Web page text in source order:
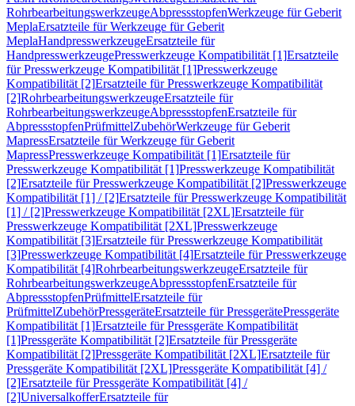
RohrbearbeitungswerkzeugeAbpressstopfenWerkzeuge für Geberit
MeplaErsatzteile für Werkzeuge für Geberit
MeplaHandpresswerkzeugeErsatzteile für
HandpresswerkzeugePresswerkzeuge Kompatibilität [1]Ersatzteile
für Presswerkzeuge Kompatibilität [1]Presswerkzeuge
Kompatibilität [2]Ersatzteile für Presswerkzeuge Kompatibilität
[2]RohrbearbeitungswerkzeugeErsatzteile für
RohrbearbeitungswerkzeugeAbpressstopfenErsatzteile für
AbpressstopfenPrüfmittelZubehörWerkzeuge für Geberit
MapressErsatzteile für Werkzeuge für Geberit
MapressPresswerkzeuge Kompatibilität [1]Ersatzteile für
Presswerkzeuge Kompatibilität [1]Presswerkzeuge Kompatibilität
[2]Ersatzteile für Presswerkzeuge Kompatibilität [2]Presswerkzeuge
Kompatibilität [1] / [2]Ersatzteile für Presswerkzeuge Kompatibilität
[1] / [2]Presswerkzeuge Kompatibilität [2XL]Ersatzteile für
Presswerkzeuge Kompatibilität [2XL]Presswerkzeuge
Kompatibilität [3]Ersatzteile für Presswerkzeuge Kompatibilität
[3]Presswerkzeuge Kompatibilität [4]Ersatzteile für Presswerkzeuge
Kompatibilität [4]RohrbearbeitungswerkzeugeErsatzteile für
RohrbearbeitungswerkzeugeAbpressstopfenErsatzteile für
AbpressstopfenPrüfmittelErsatzteile für
PrüfmittelZubehörPressgeräteErsatzteile für PressgerätePressgeräte
Kompatibilität [1]Ersatzteile für Pressgeräte Kompatibilität
[1]Pressgeräte Kompatibilität [2]Ersatzteile für Pressgeräte
Kompatibilität [2]Pressgeräte Kompatibilität [2XL]Ersatzteile für
Pressgeräte Kompatibilität [2XL]Pressgeräte Kompatibilität [4] /
[2]Ersatzteile für Pressgeräte Kompatibilität [4] /
[2]UniversalkofferErsatzteile für